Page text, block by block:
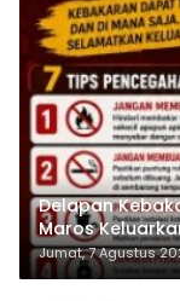
Delapan
Maros
Jumat, 7 Agustus